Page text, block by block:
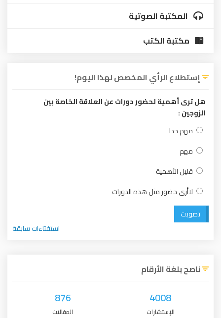
المكتبة الصوتية
مكتبة الكتب
إستطلاع الرأي المخصص لهذا اليوم!
هل ترى أهمية لحضور دورات عن العلاقة الخاصة بين
الزوجين :
مهم جدا
مهم
قليل الأهمية
لاأرى حضور مثل هذه الدورات
تصويت
استفتاءات سابقة
ناصح بلغة الأرقام
4008
الإستشارات
876
المقالات